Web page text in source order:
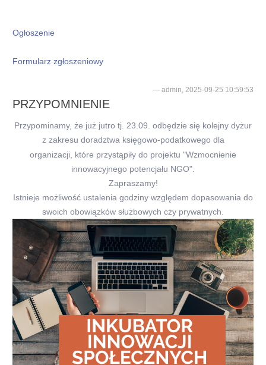
Ogłoszenie
Formularz zgłoszeniowy
admin, 2025-09-25 10:59:53
PRZYPOMNIENIE
Przypominamy, że już jutro tj. 23.09. odbędzie się kolejny dyżur
z zakresu doradztwa księgowo-podatkowego dla
organizacji, które przystąpiły do projektu "Wzmocnienie
innowacyjnego potencjału NGO".
Zapraszamy!
Istnieje możliwość ustalenia godziny względem dopasowania do
swoich obowiązków służbowych czy prywatnych.